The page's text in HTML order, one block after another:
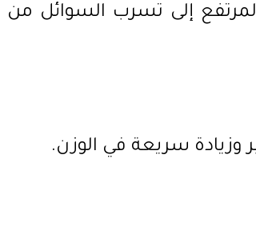
إلى تسرب السوائل من
وزيادة سريعة في الوزن.